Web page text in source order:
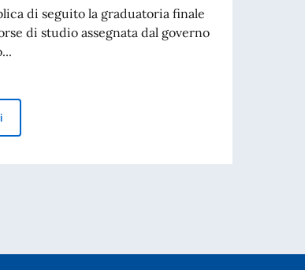
di seguito la graduatoria finale
di studio assegnata dal governo
GRADUATORIE DELLE BORSE DI STUDIO A.A. 2026-2027